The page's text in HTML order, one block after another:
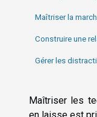
Maîtriser la
Construire une
Gérer les
Maîtriser les
en laisse est